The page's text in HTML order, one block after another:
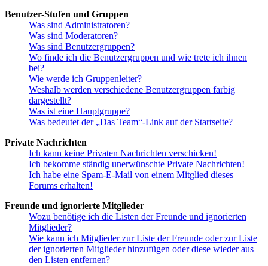
Benutzer-Stufen und Gruppen
Was sind Administratoren?
Was sind Moderatoren?
Was sind Benutzergruppen?
Wo finde ich die Benutzergruppen und wie trete ich ihnen
bei?
Wie werde ich Gruppenleiter?
Weshalb werden verschiedene Benutzergruppen farbig
dargestellt?
Was ist eine Hauptgruppe?
Was bedeutet der „Das Team“-Link auf der Startseite?
Private Nachrichten
Ich kann keine Privaten Nachrichten verschicken!
Ich bekomme ständig unerwünschte Private Nachrichten!
Ich habe eine Spam-E-Mail von einem Mitglied dieses
Forums erhalten!
Freunde und ignorierte Mitglieder
Wozu benötige ich die Listen der Freunde und ignorierten
Mitglieder?
Wie kann ich Mitglieder zur Liste der Freunde oder zur Liste
der ignorierten Mitglieder hinzufügen oder diese wieder aus
den Listen entfernen?